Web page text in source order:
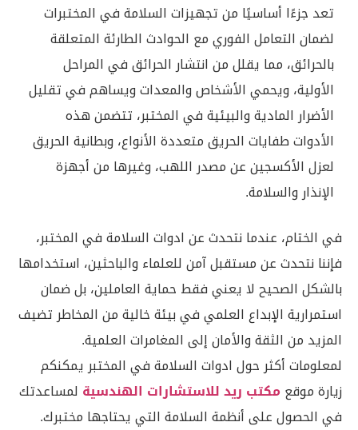
تعد جزءًا أساسيًا من تجهيزات السلامة في المختبرات
لضمان التعامل الفوري مع الحوادث الطارئة المتعلقة
بالحرائق، مما يقلل من انتشار الحرائق في المراحل
الأولية، ويحمي الأشخاص والمعدات ويساهم في تقليل
الأضرار المادية والبيئية في المختبر، تتضمن هذه
الأدوات طفايات الحريق متعددة الأنواع، وبطانية الحريق
لعزل الأكسجين عن مصدر اللهب، وغيرها من أجهزة
الإنذار والسلامة.
في الختام، عندما نتحدث عن ادوات السلامة في المختبر،
فإننا نتحدث عن مستقبل آمن للعلماء والباحثين، استخدامها
بالشكل الصحيح لا يعني فقط حماية العاملين، بل ضمان
استمرارية الإبداع العلمي في بيئة خالية من المخاطر تضيف
المزيد من الثقة والأمان إلى المغامرات العلمية.
لمعلومات أكثر حول ادوات السلامة في المختبر يمكنكم
زيارة موقعمكتب ريد للاستشارات الهندسية لمساعدتك
في الحصول على أنظمة السلامة التي يحتاجها مختبرك.